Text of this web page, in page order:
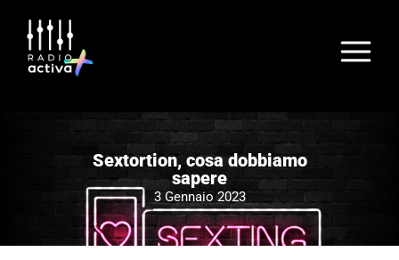
Sextortion, cosa dobbiamo
sapere
3 Gennaio 2023